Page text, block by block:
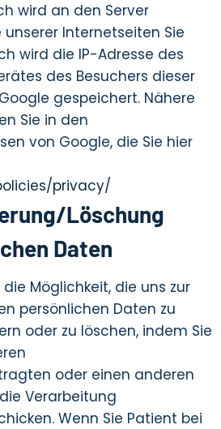
wird an den Server
Internetseiten Sie
wird die IP-Adresse des
des Besuchers dieser
gespeichert. Nähere
Sie in den
von Google, die Sie hier
privacy/
Löschung
Daten
Möglichkeit, die uns zur
persönlichen Daten zu
oder zu löschen, indem Sie
oder einen anderen
Verarbeitung
Wenn Sie Patient bei